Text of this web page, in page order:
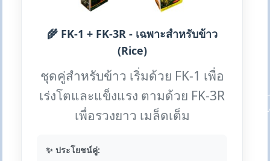
🌾 FK-1 + FK-3R - เฉพาะสำหรับข้าว
(Rice)
ชุดคู่สำหรับข้าว เริ่มด้วย FK-1 เพื่อ
เร่งโตและแข็งแรง ตามด้วย FK-3R
เพื่อรวงยาว เมล็ดเต็ม
✨ ประโยชน์คู่: